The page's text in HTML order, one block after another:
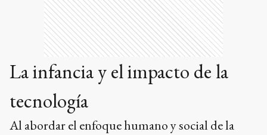
La infancia y el impacto de la
tecnología
Al abordar el enfoque humano y social de la